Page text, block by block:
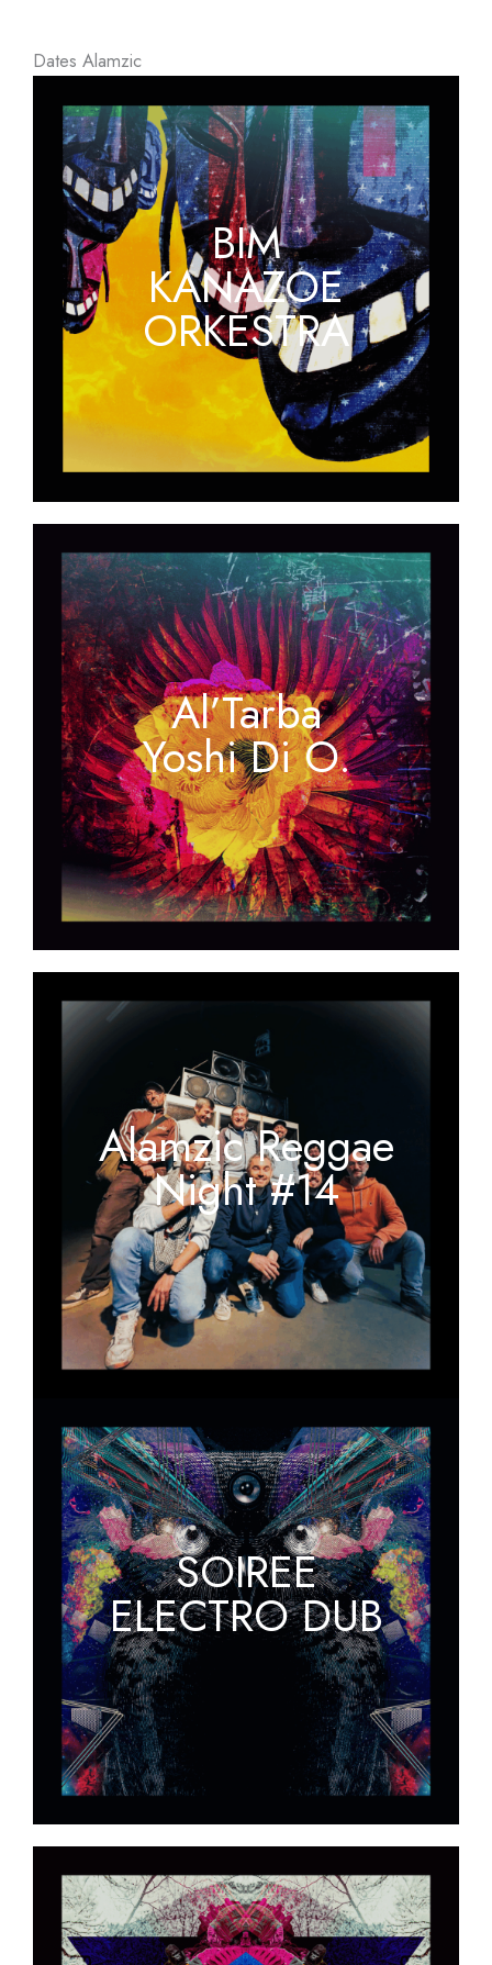
Dates Alamzic
BIM
KANAZOE
ORKESTRA
Al’Tarba
Yoshi Di O.
Alamzic Reggae
Night #14
SOIREE
ELECTRO DUB